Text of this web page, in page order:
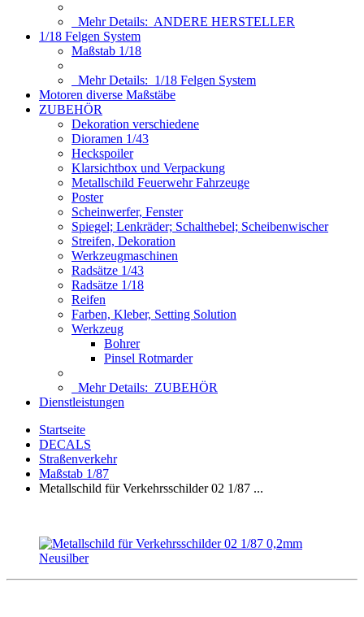
Mehr Details: ANDERE HERSTELLER
1/18 Felgen System
Maßstab 1/18
Mehr Details: 1/18 Felgen System
Motoren diverse Maßstäbe
ZUBEHÖR
Dekoration verschiedene
Dioramen 1/43
Heckspoiler
Klarsichtbox und Verpackung
Metallschild Feuerwehr Fahrzeuge
Poster
Scheinwerfer, Fenster
Spiegel; Lenkräder; Schalthebel; Scheibenwischer
Streifen, Dekoration
Werkzeugmaschinen
Radsätze 1/43
Radsätze 1/18
Reifen
Farben, Kleber, Setting Solution
Werkzeug
Bohrer
Pinsel Rotmarder
Mehr Details: ZUBEHÖR
Dienstleistungen
Startseite
DECALS
Straßenverkehr
Maßstab 1/87
Metallschild für Verkehrsschilder 02 1/87 ...